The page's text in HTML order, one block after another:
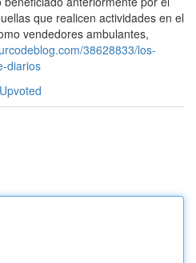
que realicen actividades en el
vendedores ambulantes,
38628833/los-
diarios